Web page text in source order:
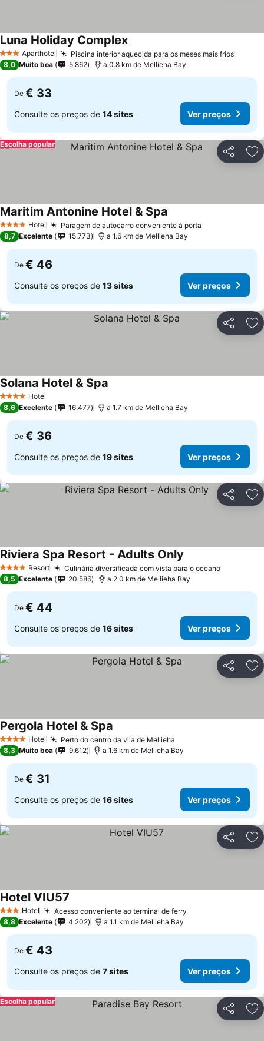
3 EstrelasAparthotel Piscina interior aquecida para os meses mais frios
Luna Holiday Complex
8,0 Muito boa 5.862 a 0.8 km de Mellieha Bay
De € 33
Consulte os preços de 14 sites Ver preços
Partilhar
Escolha popular
4 EstrelasHotel Paragem de autocarro conveniente à porta
Maritim Antonine Hotel & Spa
8,7 Excelente 15.773 a 1.6 km de Mellieha Bay
De € 46
Consulte os preços de 13 sites Ver preços
Partilhar
4 EstrelasHotel
Solana Hotel & Spa
8,6 Excelente 16.477 a 1.7 km de Mellieha Bay
De € 36
Consulte os preços de 19 sites Ver preços
Partilhar
4 EstrelasResort Culinária diversificada com vista para o oceano
Riviera Spa Resort - Adults Only
8,5 Excelente 20.586 a 2.0 km de Mellieha Bay
De € 44
Consulte os preços de 16 sites Ver preços
Partilhar
4 EstrelasHotel Perto do centro da vila de Mellieħa
Pergola Hotel & Spa
8,3 Muito boa 9.612 a 1.6 km de Mellieha Bay
De € 31
Consulte os preços de 16 sites Ver preços
Partilhar
3 EstrelasHotel Acesso conveniente ao terminal de ferry
Hotel VIU57
8,8 Excelente 4.202 a 1.1 km de Mellieha Bay
De € 43
Consulte os preços de 7 sites Ver preços
Partilhar
Escolha popular